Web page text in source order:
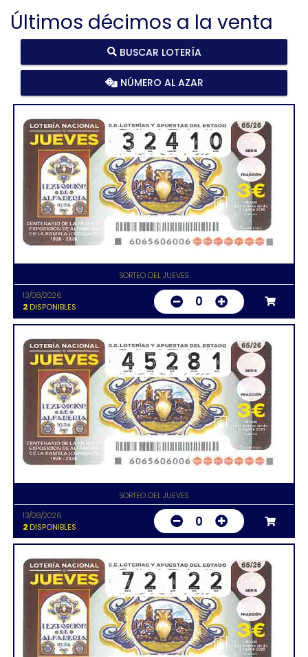
Últimos décimos a la venta
BUSCAR LOTERÍA
NÚMERO AL AZAR
SORTEO DEL JUEVES
13/08/2026
2DISPONIBLES 0
SORTEO DEL JUEVES
13/08/2026
2DISPONIBLES 0